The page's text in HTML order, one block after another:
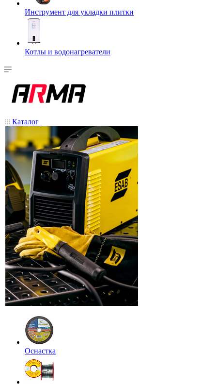
Инструмент для укладки плитки
Котлы и водонагреватели
Каталог
Оснастка